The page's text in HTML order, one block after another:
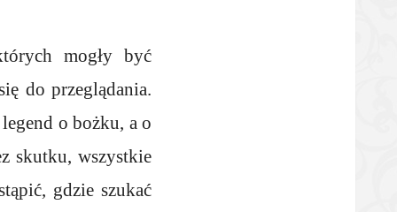
mogły być
do przeglądania.
o bożku, a o
skutku, wszystkie
gdzie szukać